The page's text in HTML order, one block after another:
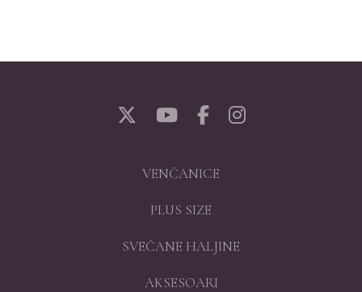
VENČANICE
PLUS SIZE
SVEČANE HALJINE
AKSESOARI